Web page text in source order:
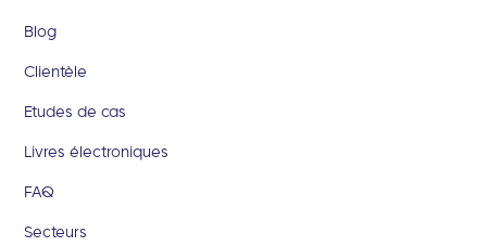
Blog
Clientèle
Etudes de cas
Livres électroniques
FAQ
Secteurs